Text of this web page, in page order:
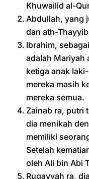
Khuwailid al-
Abdullah, yang
dan ath-
Ibrahim,
adalah Mariyah
ketiga anak
mereka masih
mereka semua.
Zainab ra, putri
dia menikah
memiliki
Setelah
oleh Ali bin Abi
Ruqayyah ra,